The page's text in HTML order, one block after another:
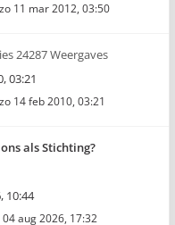
zo 11 mar 2012, 03:50
24287 Weergaves
03:21
zo 14 feb 2010, 03:21
als Stichting?
10:44
04 aug 2026, 17:32